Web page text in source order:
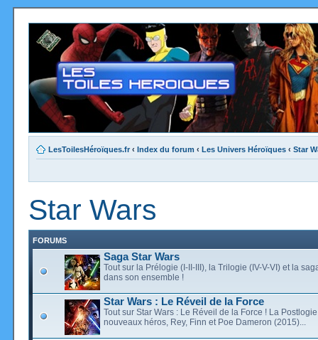
LesToilesHéroïques.fr ‹ Index du forum ‹ Les Univers Héroïques ‹ Star
Star Wars
FORUMS
Saga Star Wars
Tout sur la Prélogie (I-II-III), la Trilogie (IV-V-VI) et la
dans son ensemble !
Star Wars : Le Réveil de la Force
Tout sur Star Wars : Le Réveil de la Force ! La
nouveaux héros, Rey, Finn et Poe Dameron (2015)...